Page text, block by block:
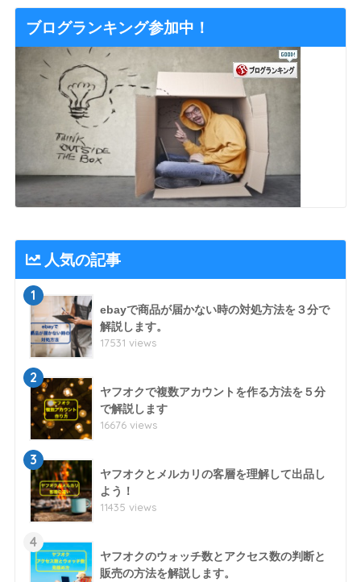
ブログランキング参加中！
人気の記事
1
ebayで商品が届かない時の対処方法を３分で
解説します。
17531 views
2
ヤフオクで複数アカウントを作る方法を５分
で解説します
16676 views
3
ヤフオクとメルカリの客層を理解して出品し
よう！
11435 views
4
ヤフオクのウォッチ数とアクセス数の判断と
販売の方法を解説します。